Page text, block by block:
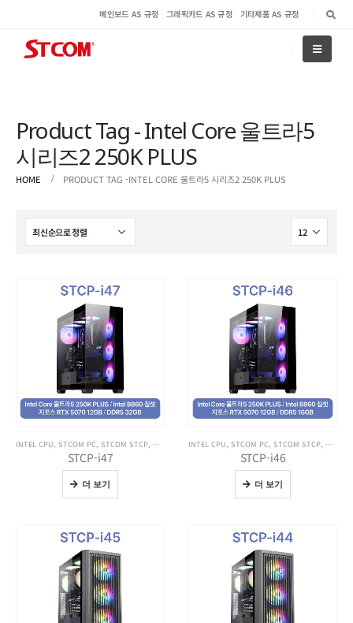
메인보드 AS 규정 그래픽카드 AS 규정 기타제품 AS 규정
Product Tag - Intel Core 울트라5
시리즈2 250K PLUS
HOME PRODUCT TAG -INTEL CORE 울트라5 시리즈2 250K PLUS
INTEL CPU, STCOM PC, STCOM STCP, 전체 제품보기
STCP-i47
더 보기
INTEL CPU, STCOM PC, STCOM STCP, 전체 제
STCP-i46
더 보기